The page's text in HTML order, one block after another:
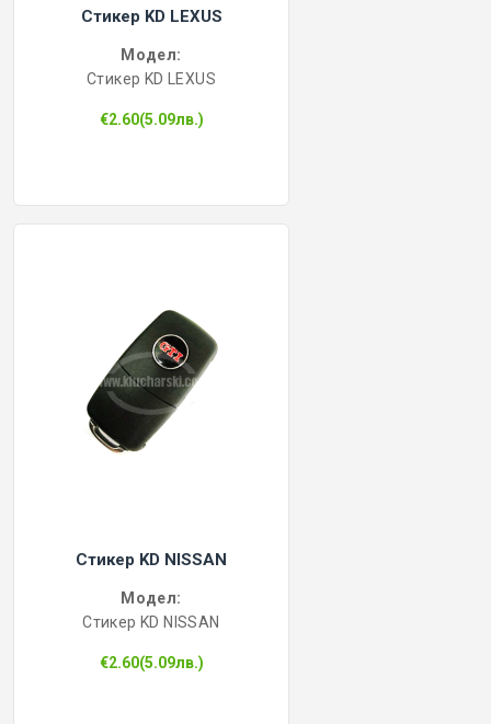
Стикер KD LEXUS
Модел:
Стикер KD LEXUS
€2.60(5.09лв.)
Стикер KD NISSAN
Модел:
Стикер KD NISSAN
€2.60(5.09лв.)